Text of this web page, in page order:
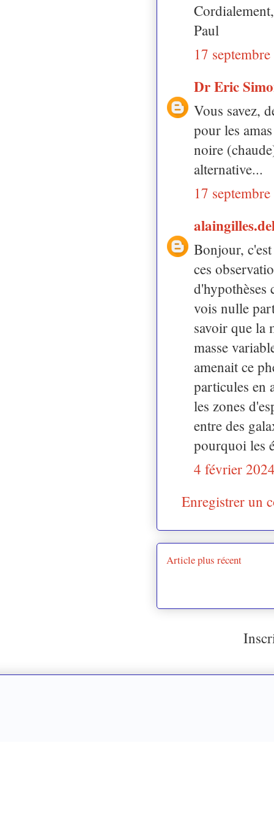
Cordialement,
Paul
17
Dr Eric
Vous savez,
pour les
noire
alternative...
17
Bonjour,
ces
d'hypothèses
vois nulle
savoir que la
masse
amenait ce
particules en
les zones
entre des
pourquoi les
4 février
Enregistrer un
Article plus récent